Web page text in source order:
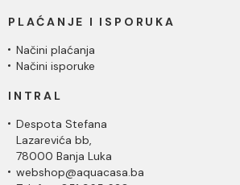
PLAĆANJE I ISPORUKA
Načini plaćanja
Načini isporuke
INTRAL
Despota Stefana
Lazarevića bb,
78000 Banja Luka
webshop@aquacasa.ba